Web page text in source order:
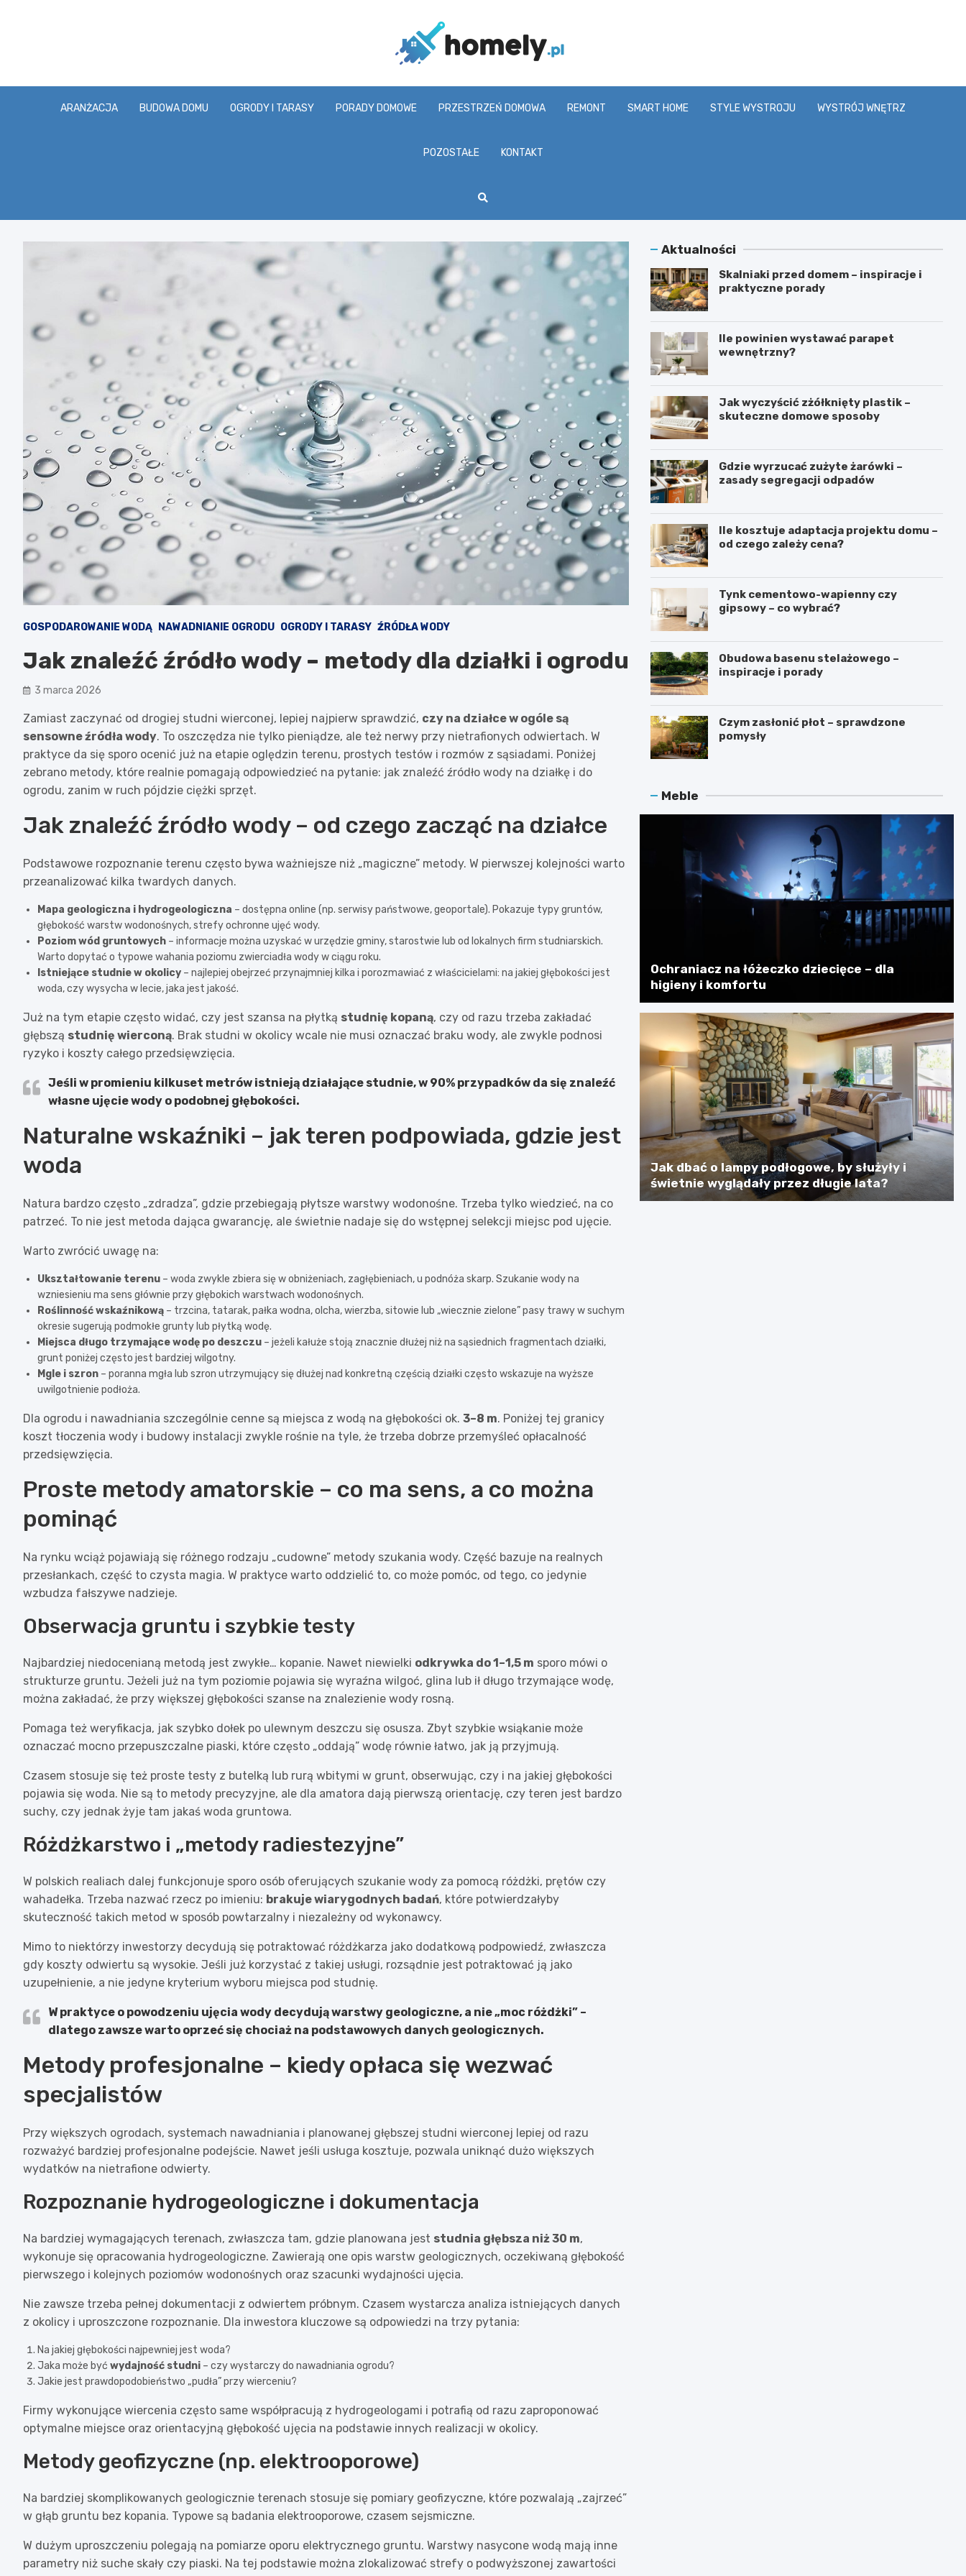
ARANŻACJA BUDOWA DOMU OGRODY I TARASY PORADY DOMOWE PRZESTRZEŃ DOMOWA REMONT SMART HOME STYLE WYSTROJU WYSTRÓJ WNĘTRZ
POZOSTAŁE KONTAKT
GOSPODAROWANIE WODĄ NAWADNIANIE OGRODU OGRODY I TARASY ŹRÓDŁA WODY
Jak znaleźć źródło wody – metody dla działki i ogrodu
3 marca 2026
Zamiast zaczynać od drogiej studni wierconej, lepiej najpierw sprawdzić, czy na działce w ogóle są
sensowne źródła wody. To oszczędza nie tylko pieniądze, ale też nerwy przy nietrafionych odwiertach. W
praktyce da się sporo ocenić już na etapie oględzin terenu, prostych testów i rozmów z sąsiadami. Poniżej
zebrano metody, które realnie pomagają odpowiedzieć na pytanie: jak znaleźć źródło wody na działkę i do
ogrodu, zanim w ruch pójdzie ciężki sprzęt.
Jak znaleźć źródło wody – od czego zacząć na działce
Podstawowe rozpoznanie terenu często bywa ważniejsze niż „magiczne” metody. W pierwszej kolejności warto
przeanalizować kilka twardych danych.
Mapa geologiczna i hydrogeologiczna – dostępna online (np. serwisy państwowe, geoportale). Pokazuje typy gruntów,
głębokość warstw wodonośnych, strefy ochronne ujęć wody.
Poziom wód gruntowych – informacje można uzyskać w urzędzie gminy, starostwie lub od lokalnych firm studniarskich.
Warto dopytać o typowe wahania poziomu zwierciadła wody w ciągu roku.
Istniejące studnie w okolicy – najlepiej obejrzeć przynajmniej kilka i porozmawiać z właścicielami: na jakiej głębokości jest
woda, czy wysycha w lecie, jaka jest jakość.
Już na tym etapie często widać, czy jest szansa na płytką studnię kopaną, czy od razu trzeba zakładać
głębszą studnię wierconą. Brak studni w okolicy wcale nie musi oznaczać braku wody, ale zwykle podnosi
ryzyko i koszty całego przedsięwzięcia.
Jeśli w promieniu kilkuset metrów istnieją działające studnie, w 90% przypadków da się znaleźć
własne ujęcie wody o podobnej głębokości.
Naturalne wskaźniki – jak teren podpowiada, gdzie jest
woda
Natura bardzo często „zdradza”, gdzie przebiegają płytsze warstwy wodonośne. Trzeba tylko wiedzieć, na co
patrzeć. To nie jest metoda dająca gwarancję, ale świetnie nadaje się do wstępnej selekcji miejsc pod ujęcie.
Warto zwrócić uwagę na:
Ukształtowanie terenu – woda zwykle zbiera się w obniżeniach, zagłębieniach, u podnóża skarp. Szukanie wody na
wzniesieniu ma sens głównie przy głębokich warstwach wodonośnych.
Roślinność wskaźnikową – trzcina, tatarak, pałka wodna, olcha, wierzba, sitowie lub „wiecznie zielone” pasy trawy w suchym
okresie sugerują podmokłe grunty lub płytką wodę.
Miejsca długo trzymające wodę po deszczu – jeżeli kałuże stoją znacznie dłużej niż na sąsiednich fragmentach działki,
grunt poniżej często jest bardziej wilgotny.
Mgle i szron – poranna mgła lub szron utrzymujący się dłużej nad konkretną częścią działki często wskazuje na wyższe
uwilgotnienie podłoża.
Dla ogrodu i nawadniania szczególnie cenne są miejsca z wodą na głębokości ok. 3–8 m. Poniżej tej granicy
koszt tłoczenia wody i budowy instalacji zwykle rośnie na tyle, że trzeba dobrze przemyśleć opłacalność
przedsięwzięcia.
Proste metody amatorskie – co ma sens, a co można
pominąć
Na rynku wciąż pojawiają się różnego rodzaju „cudowne” metody szukania wody. Część bazuje na realnych
przesłankach, część to czysta magia. W praktyce warto oddzielić to, co może pomóc, od tego, co jedynie
wzbudza fałszywe nadzieje.
Obserwacja gruntu i szybkie testy
Najbardziej niedocenianą metodą jest zwykłe… kopanie. Nawet niewielki odkrywka do 1–1,5 m sporo mówi o
strukturze gruntu. Jeżeli już na tym poziomie pojawia się wyraźna wilgoć, glina lub ił długo trzymające wodę,
można zakładać, że przy większej głębokości szanse na znalezienie wody rosną.
Pomaga też weryfikacja, jak szybko dołek po ulewnym deszczu się osusza. Zbyt szybkie wsiąkanie może
oznaczać mocno przepuszczalne piaski, które często „oddają” wodę równie łatwo, jak ją przyjmują.
Czasem stosuje się też proste testy z butelką lub rurą wbitymi w grunt, obserwując, czy i na jakiej głębokości
pojawia się woda. Nie są to metody precyzyjne, ale dla amatora dają pierwszą orientację, czy teren jest bardzo
suchy, czy jednak żyje tam jakaś woda gruntowa.
Różdżkarstwo i „metody radiestezyjne”
W polskich realiach dalej funkcjonuje sporo osób oferujących szukanie wody za pomocą różdżki, prętów czy
wahadełka. Trzeba nazwać rzecz po imieniu: brakuje wiarygodnych badań, które potwierdzałyby
skuteczność takich metod w sposób powtarzalny i niezależny od wykonawcy.
Mimo to niektórzy inwestorzy decydują się potraktować różdżkarza jako dodatkową podpowiedź, zwłaszcza
gdy koszty odwiertu są wysokie. Jeśli już korzystać z takiej usługi, rozsądnie jest potraktować ją jako
uzupełnienie, a nie jedyne kryterium wyboru miejsca pod studnię.
W praktyce o powodzeniu ujęcia wody decydują warstwy geologiczne, a nie „moc różdżki” –
dlatego zawsze warto oprzeć się chociaż na podstawowych danych geologicznych.
Metody profesjonalne – kiedy opłaca się wezwać
specjalistów
Przy większych ogrodach, systemach nawadniania i planowanej głębszej studni wierconej lepiej od razu
rozważyć bardziej profesjonalne podejście. Nawet jeśli usługa kosztuje, pozwala uniknąć dużo większych
wydatków na nietrafione odwierty.
Rozpoznanie hydrogeologiczne i dokumentacja
Na bardziej wymagających terenach, zwłaszcza tam, gdzie planowana jest studnia głębsza niż 30 m,
wykonuje się opracowania hydrogeologiczne. Zawierają one opis warstw geologicznych, oczekiwaną głębokość
pierwszego i kolejnych poziomów wodonośnych oraz szacunki wydajności ujęcia.
Nie zawsze trzeba pełnej dokumentacji z odwiertem próbnym. Czasem wystarcza analiza istniejących danych
z okolicy i uproszczone rozpoznanie. Dla inwestora kluczowe są odpowiedzi na trzy pytania:
Na jakiej głębokości najpewniej jest woda?
Jaka może być wydajność studni – czy wystarczy do nawadniania ogrodu?
Jakie jest prawdopodobieństwo „pudła” przy wierceniu?
Firmy wykonujące wiercenia często same współpracują z hydrogeologami i potrafią od razu zaproponować
optymalne miejsce oraz orientacyjną głębokość ujęcia na podstawie innych realizacji w okolicy.
Metody geofizyczne (np. elektrooporowe)
Na bardziej skomplikowanych geologicznie terenach stosuje się pomiary geofizyczne, które pozwalają „zajrzeć”
w głąb gruntu bez kopania. Typowe są badania elektrooporowe, czasem sejsmiczne.
W dużym uproszczeniu polegają na pomiarze oporu elektrycznego gruntu. Warstwy nasycone wodą mają inne
parametry niż suche skały czy piaski. Na tej podstawie można zlokalizować strefy o podwyższonej zawartości
Aktualności
Skalniaki przed domem – inspiracje i
praktyczne porady
Ile powinien wystawać parapet
wewnętrzny?
Jak wyczyścić zżółknięty plastik –
skuteczne domowe sposoby
Gdzie wyrzucać zużyte żarówki –
zasady segregacji odpadów
Ile kosztuje adaptacja projektu domu –
od czego zależy cena?
Tynk cementowo-wapienny czy
gipsowy – co wybrać?
Obudowa basenu stelażowego –
inspiracje i porady
Czym zasłonić płot – sprawdzone
pomysły
Meble
Ochraniacz na łóżeczko dziecięce – dla
higieny i komfortu
Jak dbać o lampy podłogowe, by służyły i
świetnie wyglądały przez długie lata?